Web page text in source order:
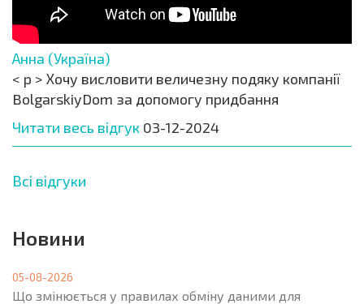
Анна (Україна)
< p > Хочу висловити величезну подяку компанії
BolgarskiyDom за допомогу придбання
Читати весь відгук 03-12-2024
Всі відгуки
Новини
05-08-2026
Що змінюється у правилах обміну даними для